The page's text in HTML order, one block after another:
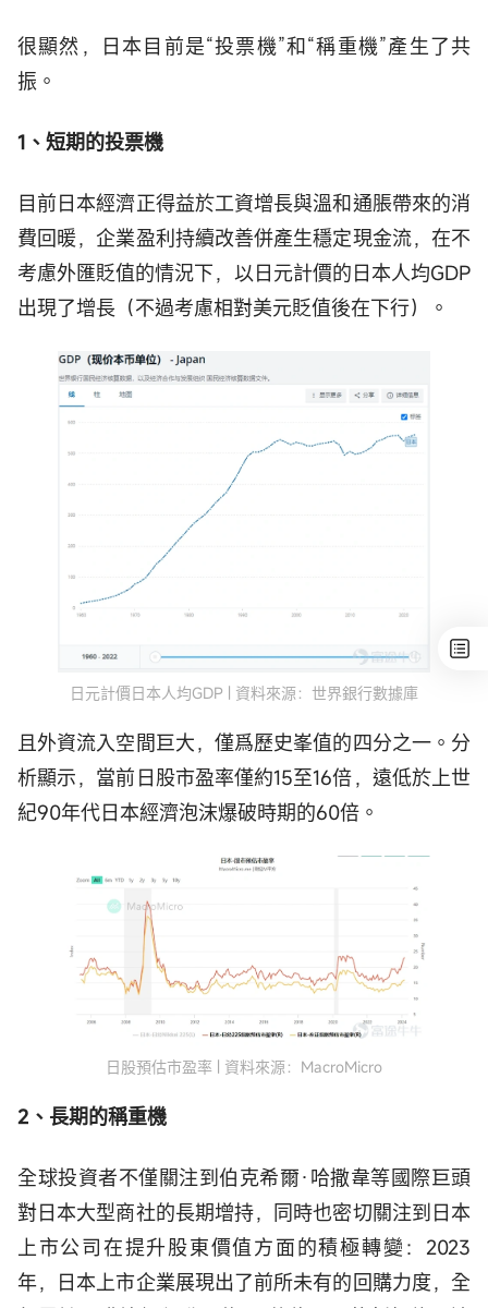
很顯然，日本目前是“投票機”和“稱重機”產生了共
振。
1、短期的投票機
目前日本經濟正得益於工資增長與溫和通脹帶來的消
費回暖，企業盈利持續改善併產生穩定現金流，在不
考慮外匯貶值的情況下，以日元計價的日本人均GDP
出現了增長（不過考慮相對美元貶值後在下行）。
日元計價日本人均GDP | 資料來源：世界銀行數據庫
且外資流入空間巨大，僅爲歷史峯值的四分之一。分
析顯示，當前日股市盈率僅約15至16倍，遠低於上世
紀90年代日本經濟泡沫爆破時期的60倍。
日股預估市盈率 | 資料來源：MacroMicro
2、長期的稱重機
全球投資者不僅關注到伯克希爾·哈撒韋等國際巨頭
對日本大型商社的長期增持，同時也密切關注到日本
上市公司在提升股東價值方面的積極轉變：2023
年，日本上市企業展現出了前所未有的回購力度，全